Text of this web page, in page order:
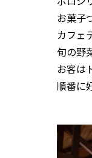
お菓子
カフェ
旬の野
お客は
順番に